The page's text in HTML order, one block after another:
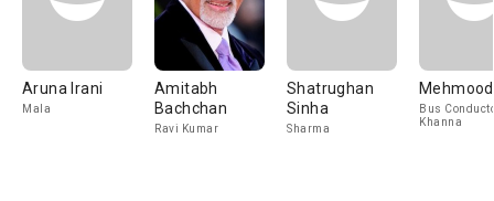
Aruna Irani
Mala
Amitabh
Bachchan
Ravi Kumar
Shatrughan
Sinha
Sharma
Mehmood
Bus
Khanna